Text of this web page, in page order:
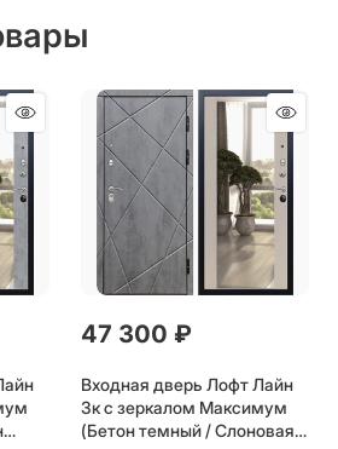
47 300 ₽
Входная дверь Лофт Лайн
3к с зеркалом Максимум
(Бетон темный / Слоновая